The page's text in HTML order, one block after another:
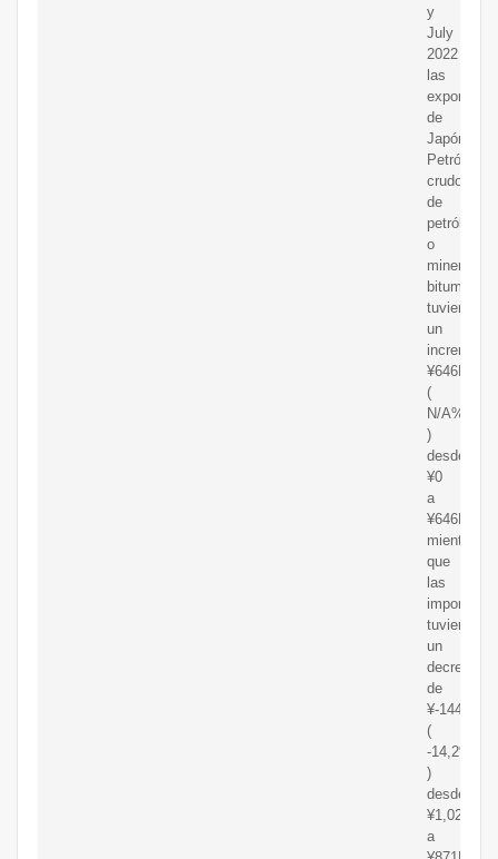
y
July
2022
las
de
Japón's
Petróleo
crudo
de
petróleo
o
minerales
tuvieron
un
incremento
¥646M
(
N/A%
)
desde
¥0
a
¥646M,
mientras
que
las
tuvieron
un
de
¥-144MM
(
-14,2%
)
desde
¥1,02B
a